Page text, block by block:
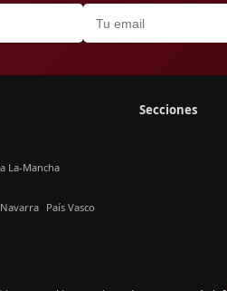
La-Mancha
Navarra País Vasco
Secciones